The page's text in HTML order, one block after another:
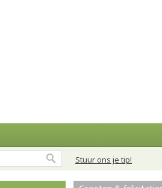
Stuur ons je tip!